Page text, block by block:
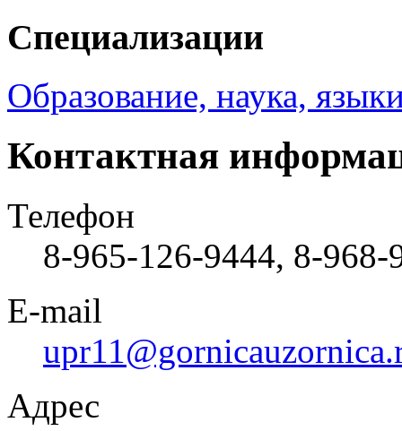
Специализации
Образование, наука,
Контактная
Телефон
8-965-126-9444, 8-968-
E-mail
Адрес